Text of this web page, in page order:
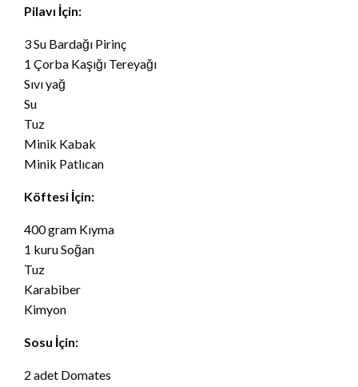
Pilavı İçin:
3 Su Bardağı Pirinç
1 Çorba Kaşığı Tereyağı
Sıvı yağ
Su
Tuz
Minik Kabak
Minik Patlıcan
Köftesi İçin:
400 gram Kıyma
1 kuru Soğan
Tuz
Karabiber
Kimyon
Sosu İçin:
2 adet Domates